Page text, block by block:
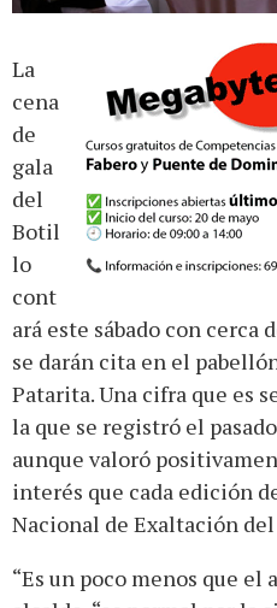
La
cena
de
gala
del
Botil
lo
cont
ará este sábado con cerca
se darán cita en el
Patarita. Una cifra que es
la que se registró el
aunque valoró
interés que cada edición
Nacional de Exaltación
“Es un poco menos que el